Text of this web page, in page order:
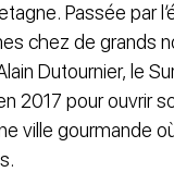
Passée par
chez de grands
Dutournier, le
2017 pour ouvrir
ville gourmande